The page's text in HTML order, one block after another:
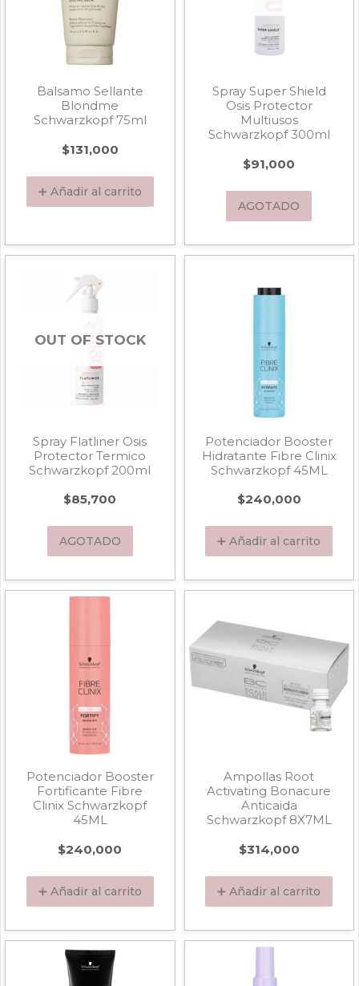
Balsamo Sellante
Blondme
Schwarzkopf 75ml
$131,000
➕ Añadir al carrito
Spray Super Shield
Osis Protector
Multiusos
Schwarzkopf 300ml
$91,000
AGOTADO
OUT OF STOCK
Spray Flatliner Osis
Protector Termico
Schwarzkopf 200ml
$85,700
AGOTADO
Potenciador Booster
Hidratante Fibre Clinix
Schwarzkopf 45ML
$240,000
➕ Añadir al carrito
Potenciador Booster
Fortificante Fibre
Clinix Schwarzkopf
45ML
$240,000
➕ Añadir al carrito
Ampollas Root
Activating Bonacure
Anticaida
Schwarzkopf 8X7ML
$314,000
➕ Añadir al carrito